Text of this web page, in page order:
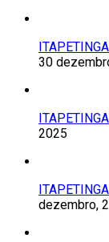
30
2025
dezembro,